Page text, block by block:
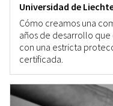
Universidad de
Cómo creamos una
años de desarrollo
con una estricta
certificada.